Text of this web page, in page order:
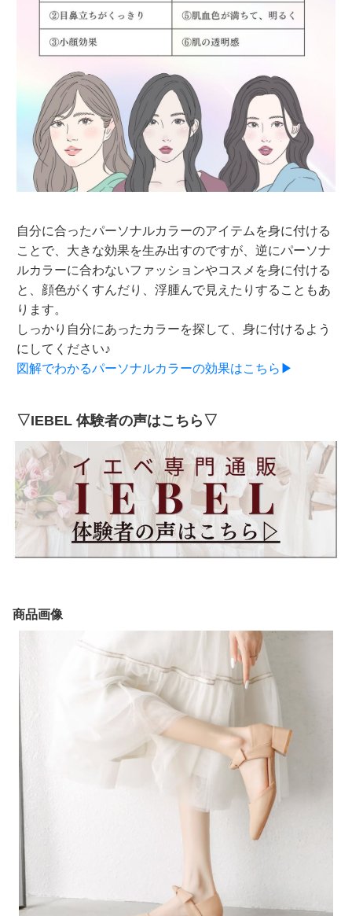
自分に合ったパーソナルカラーのアイテムを身に付ける
ことで、大きな効果を生み出すのですが、逆にパーソナ
ルカラーに合わないファッションやコスメを身に付ける
と、顔色がくすんだり、浮腫んで見えたりすることもあ
ります。
しっかり自分にあったカラーを探して、身に付けるよう
にしてください♪
図解でわかるパーソナルカラーの効果はこちら▶
▽IEBEL 体験者の声はこちら▽
商品画像